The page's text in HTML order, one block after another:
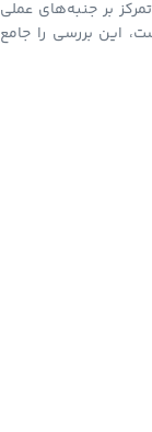
بر جنبه‌های عملی
این بررسی را جامع